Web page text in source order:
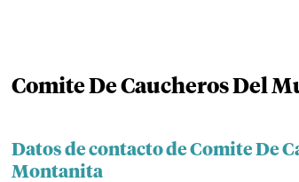
Comite De Caucheros Del
Datos de contacto de Comite De
Montanita